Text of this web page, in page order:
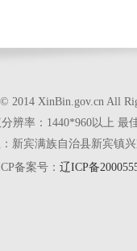
2014 XinBin.gov.cn All
辨率：1440*960以上 最
新宾满族自治县新宾镇
备案号： 辽ICP备